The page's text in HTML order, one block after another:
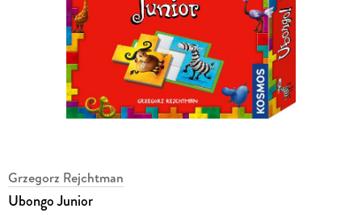
Grzegorz Rejchtman
Ubongo Junior